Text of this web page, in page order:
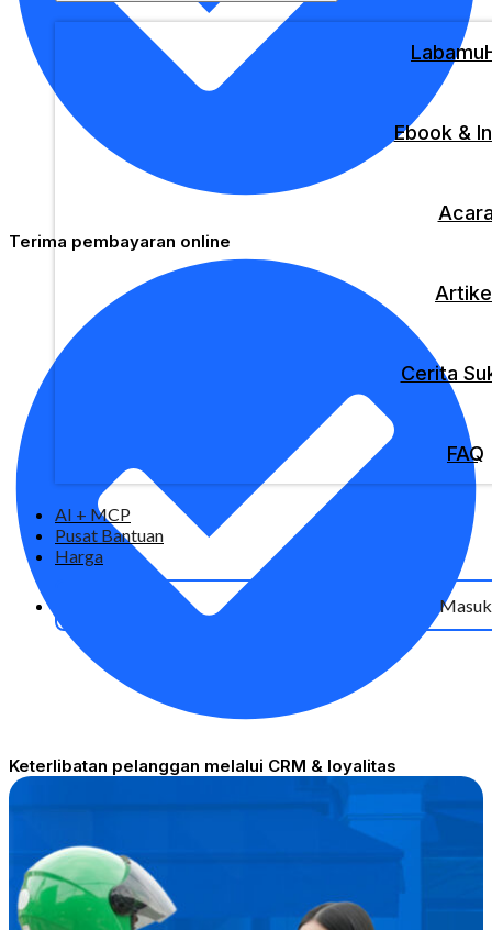
Ebook &
Cerita
FAQ
AI + MCP
Pusat Bantuan
Harga
Masuk
Terima pembayaran online
Keterlibatan pelanggan melalui CRM & loyalitas